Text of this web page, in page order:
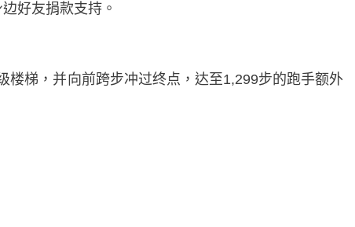
好友捐款支持。
楼梯，并向前跨步冲过终点，达至1,299步的跑手额外